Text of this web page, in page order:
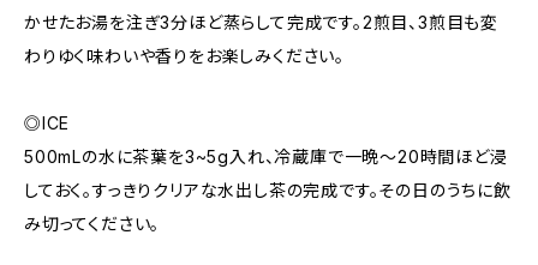
かせたお湯を注ぎ3分ほど蒸らして完成です。2煎目、3煎目も変
わりゆく味わいや香りをお楽しみください。
◎ICE
500mLの水に茶葉を3~5g入れ、冷蔵庫で一晩〜20時間ほど浸
しておく。すっきりクリアな水出し茶の完成です。その日のうちに飲
み切ってください。